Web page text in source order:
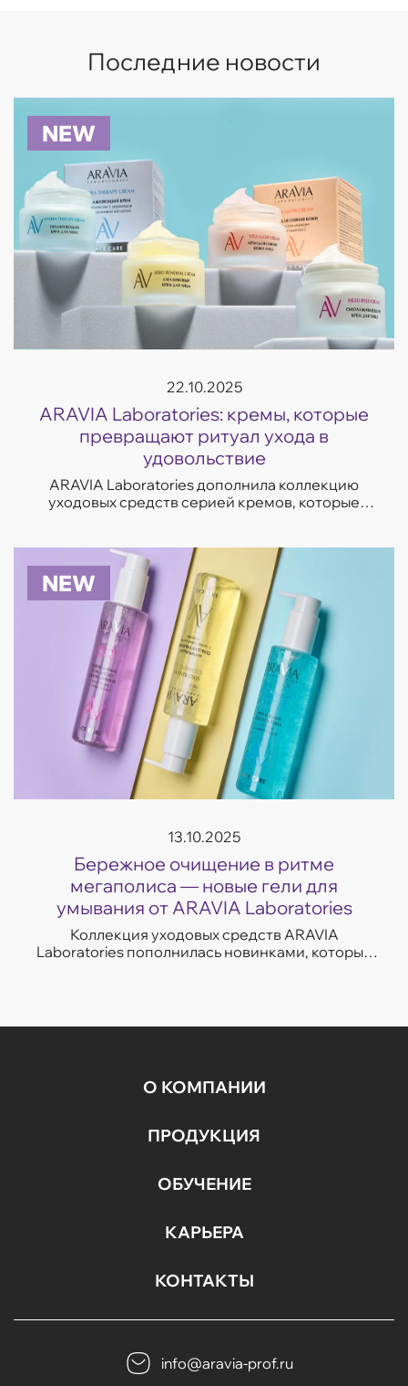
Последние новости
NEW
22.10.2025
ARAVIA Laboratories: кремы, которые
превращают ритуал ухода в
удовольствие
ARAVIA Laboratories дополнила коллекцию
уходовых средств серией кремов, которые
с несо...
NEW
13.10.2025
Бережное очищение в ритме
мегаполиса — новые гели для
умывания от ARAVIA Laboratories
Коллекция уходовых средств ARAVIA
Laboratories пополнилась новинками, которые
О КОМПАНИИ
ПРОДУКЦИЯ
ОБУЧЕНИЕ
КАРЬЕРА
КОНТАКТЫ
info@aravia-prof.ru